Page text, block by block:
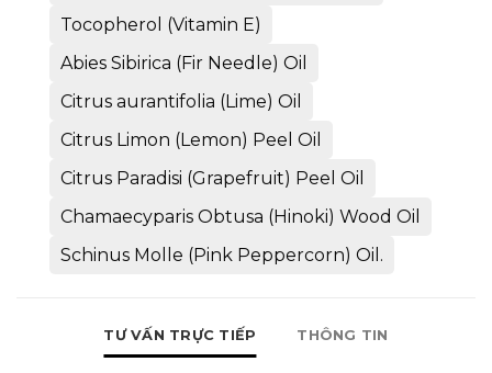
Tocopherol (Vitamin E)
Abies Sibirica (Fir Needle) Oil
Citrus aurantifolia (Lime) Oil
Citrus Limon (Lemon) Peel Oil
Citrus Paradisi (Grapefruit) Peel Oil
Chamaecyparis Obtusa (Hinoki) Wood Oil
Schinus Molle (Pink Peppercorn) Oil.
TƯ VẤN TRỰC TIẾP THÔNG TIN